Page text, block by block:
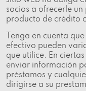
socios a ofrecerle
producto de crédito
Tenga en cuenta
efectivo pueden
que utilice. En
enviar información
préstamos y
dirigirse a su